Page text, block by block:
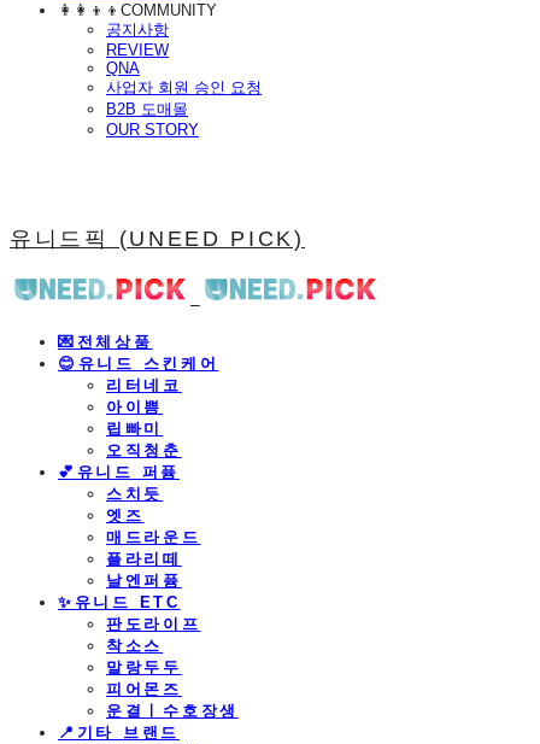
👩‍👩‍👦‍👦COMMUNITY
공지사항
REVIEW
QNA
사업자 회원 승인 요청
B2B 도매몰
OUR STORY
유니드픽 (UNEED PICK)
💌전체상품
😊유니드 스킨케어
리터네코
아이쁨
립빠미
오직청춘
💕유니드 퍼퓸
스치듯
엣즈
매드라운드
플라리떼
날엔퍼퓸
​✨유니드 ETC
판도라이프
착소스
말랑두두
피어몬즈
운결ㅣ수호장생
📍기타 브랜드